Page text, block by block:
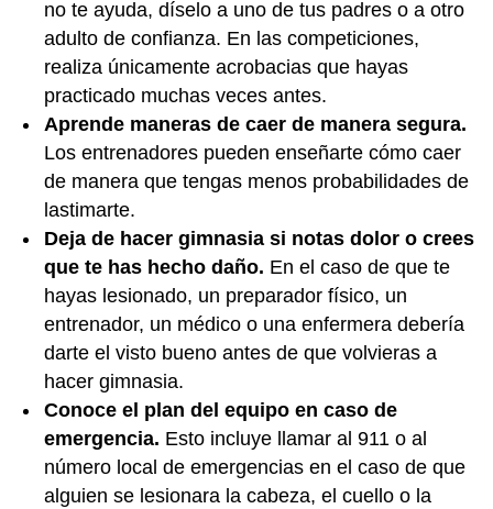
no te ayuda, díselo a uno de tus padres o a otro
adulto de confianza. En las competiciones,
realiza únicamente acrobacias que hayas
practicado muchas veces antes.
Aprende maneras de caer de manera segura.
Los entrenadores pueden enseñarte cómo caer
de manera que tengas menos probabilidades de
lastimarte.
Deja de hacer gimnasia si notas dolor o crees
que te has hecho daño. En el caso de que te
hayas lesionado, un preparador físico, un
entrenador, un médico o una enfermera debería
darte el visto bueno antes de que volvieras a
hacer gimnasia.
Conoce el plan del equipo en caso de
emergencia. Esto incluye llamar al 911 o al
número local de emergencias en el caso de que
alguien se lesionara la cabeza, el cuello o la